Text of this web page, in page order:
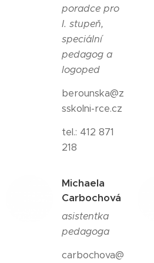
poradce pro
I. stupeň,
speciální
pedagog a
logoped
berounska@z
sskolni-rce.cz
tel.: 412 871
218
Michaela
Carbochová
asistentka
pedagoga
carbochova@